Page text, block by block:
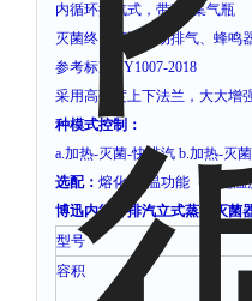
内循环排汽式，带3
升集气瓶
灭菌终了可设自动排气、蜂鸣
参考标准
YY1007-2018
采用高强度上下法兰，大大增
种模式控制：
a.加热-灭菌-快排汽 b.加热-灭菌
选配： 熔化-
保温功能（熔化温
博迅内循环排汽立式蒸汽灭菌
型号
容积